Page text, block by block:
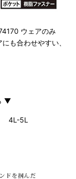
ウェアのみ
も合わせやすい、
▼
4L-5L